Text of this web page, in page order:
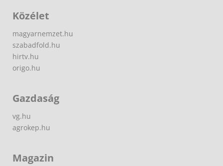
Közélet
magyarnemzet.hu
szabadfold.hu
hirtv.hu
origo.hu
Gazdaság
vg.hu
agrokep.hu
Magazin